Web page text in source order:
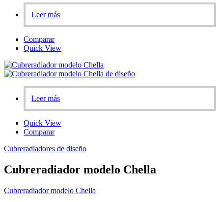
Leer más
Comparar
Quick View
Leer más
Quick View
Comparar
Cubreradiadores de diseño
Cubreradiador modelo Chella
Cubreradiador modelo Chella